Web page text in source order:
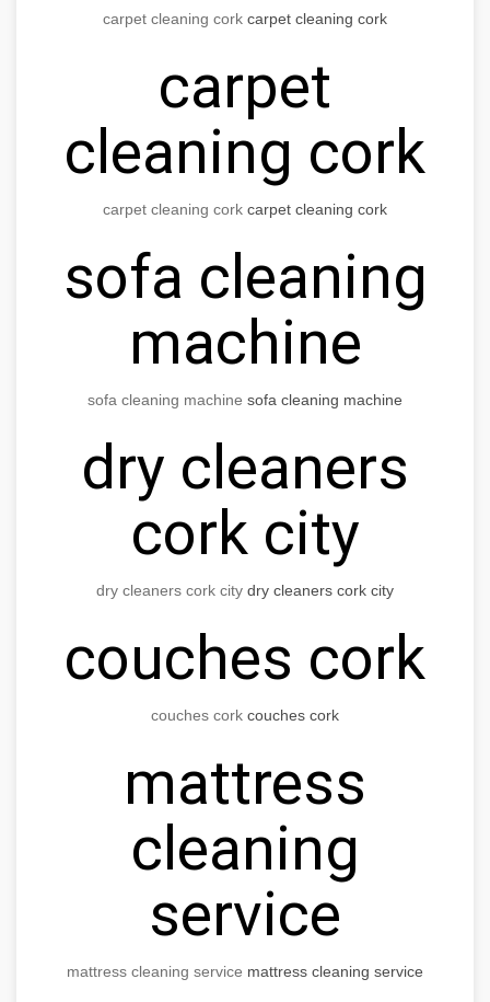
carpet cleaning cork carpet cleaning cork
carpet
cleaning cork
carpet cleaning cork carpet cleaning cork
sofa cleaning
machine
sofa cleaning machine sofa cleaning machine
dry cleaners
cork city
dry cleaners cork city dry cleaners cork city
couches cork
couches cork couches cork
mattress
cleaning
service
mattress cleaning service mattress cleaning service